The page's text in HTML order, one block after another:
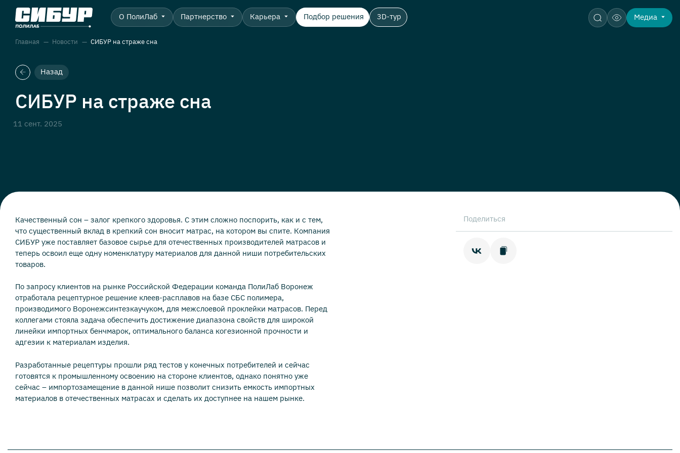
О ПолиЛаб Партнерство Карьера Подбор решения 3D-тур Медиа
Главная Новости СИБУР на страже сна
Назад
СИБУР на страже сна
11 сент. 2025
Качественный сон – залог крепкого здоровья. С этим сложно поспорить, как и с тем,
что существенный вклад в крепкий сон вносит матрас, на котором вы спите. Компания
СИБУР уже поставляет базовое сырье для отечественных производителей матрасов и
теперь освоил еще одну номенклатуру материалов для данной ниши потребительских
товаров.
По запросу клиентов на рынке Российской Федерации команда ПолиЛаб Воронеж
отработала рецептурное решение клеев-расплавов на базе СБС полимера,
производимого Воронежсинтезкаучуком, для межслоевой проклейки матрасов. Перед
коллегами стояла задача обеспечить достижение диапазона свойств для широкой
линейки импортных бенчмарок, оптимального баланса когезионной прочности и
адгезии к материалам изделия.
Разработанные рецептуры прошли ряд тестов у конечных потребителей и сейчас
готовятся к промышленному освоению на стороне клиентов, однако понятно уже
сейчас – импортозамещение в данной нише позволит снизить емкость импортных
материалов в отечественных матрасах и сделать их доступнее на нашем рынке.
Поделиться